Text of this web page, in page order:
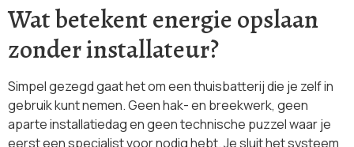
Wat betekent energie opslaan
zonder installateur?
Simpel gezegd gaat het om een thuisbatterij die je zelf in
gebruik kunt nemen. Geen hak- en breekwerk, geen
aparte installatiedag en geen technische puzzel waar je
eerst een specialist voor nodig hebt. Je sluit het systeem